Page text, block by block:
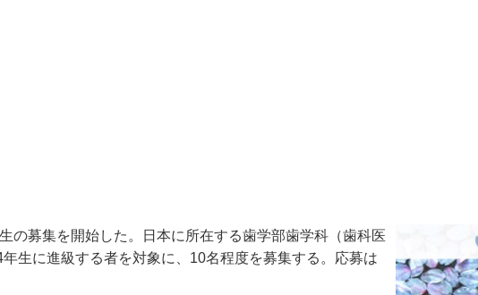
募集を開始した。日本に所在する歯学部歯学科（歯科医
生に進級する者を対象に、10名程度を募集する。応募は